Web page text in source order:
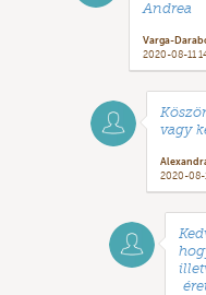
Andrea
Varga-
2020-08-11
vagy
2020-08-